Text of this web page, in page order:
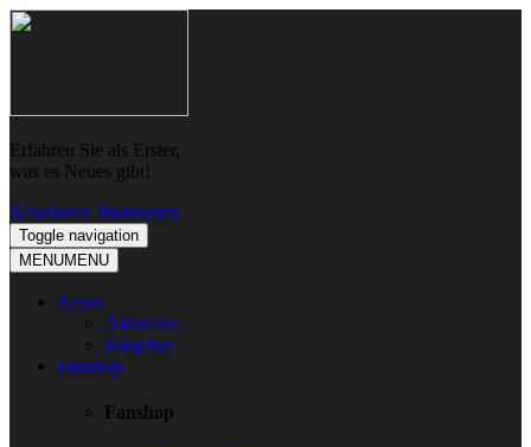
Skip
Skip
Erfahren Sie als Erster,
was es Neues gibt!
Newsletter abonnieren
Toggle navigation
MENUMENU
News
Aktuelles
Ratgeber
Fanshop
Fanshop